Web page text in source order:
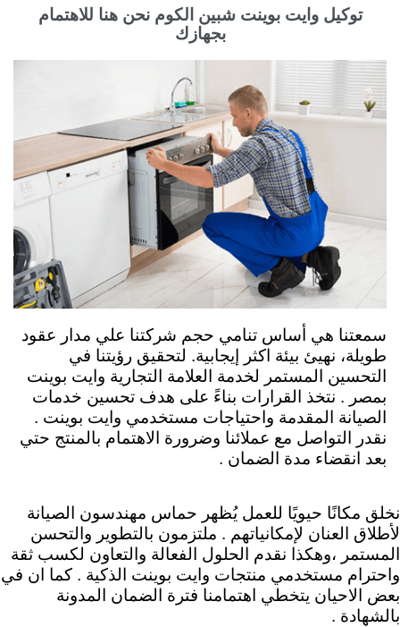
توكيل وايت بوينت شبين الكوم نحن هنا للاهتمام
بجهازك
سمعتنا هي أساس تنامي حجم شركتنا علي مدار عقود
طويلة، نهيئ بيئة اكثر إيجابية. لتحقيق رؤيتنا في
التحسين المستمر لخدمة العلامة التجارية وايت بوينت
بمصر . نتخذ القرارات بناءً على هدف تحسين خدمات
الصيانة المقدمة واحتياجات مستخدمي وايت بوينت .
نقدر التواصل مع عملائنا وضرورة الاهتمام بالمنتج حتي
بعد انقضاء مدة الضمان .
نخلق مكانًا حيويًا للعمل يُظهر حماس مهندسون الصيانة
لأطلاق العنان لإمكانياتهم . ملتزمون بالتطوير والتحسن
المستمر ،وهكذا نقدم الحلول الفعالة والتعاون لكسب ثقة
واحترام مستخدمي منتجات وايت بوينت الذكية . كما ان في
بعض الاحيان يتخطي اهتمامنا فترة الضمان المدونة
بالشهادة .